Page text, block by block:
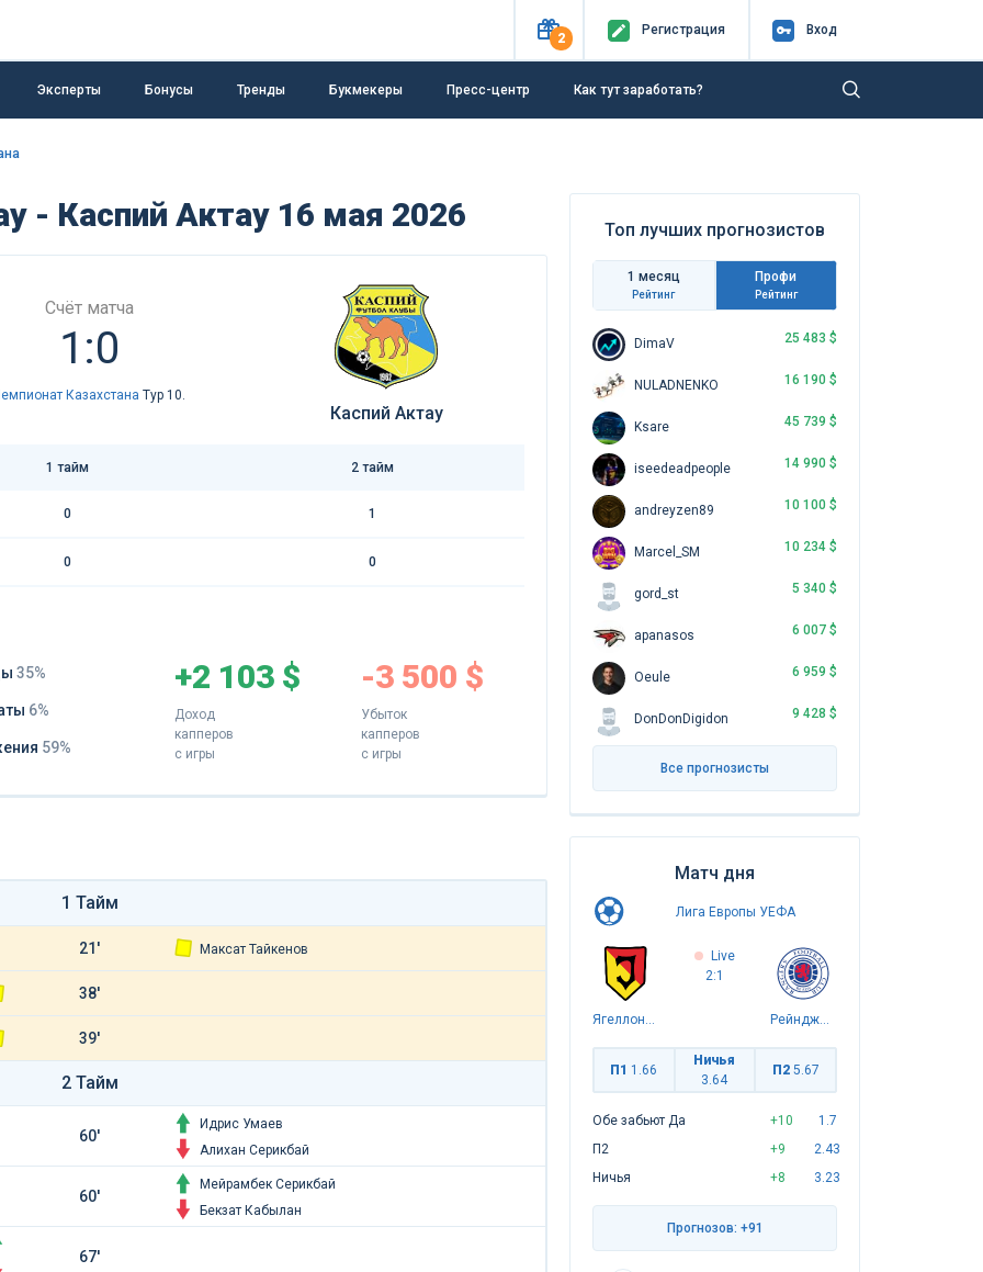
2
Регистрация Вход
Эксперты Бонусы Тренды Букмекеры Пресс-центр Как тут заработать?
- Каспий Актау 16 мая 2026
Счёт матча
1:0
Казахстана Тур 10.
Каспий Актау
1 тайм 2 тайм
0 1
0 0
35%
6%
59%
+2 103 $
Доход
капперов
с игры
-3 500 $
Убыток
капперов
с игры
1 Тайм
21' Максат Тайкенов
38'
39'
2 Тайм
60'
Идрис Умаев
Алихан Серикбай
60'
Мейрамбек Серикбай
Бекзат Кабылан
67'
Топ лучших прогнозистов
1 месяц
Рейтинг
Профи
Рейтинг
DimaV 25 483 $
NULADNENKO 16 190 $
Ksare 45 739 $
iseedeadpeople 14 990 $
andreyzen89 10 100 $
Marcel_SM 10 234 $
gord_st 5 340 $
apanasos 6 007 $
Oeule 6 959 $
DonDonDigidon 9 428 $
Все прогнозисты
Матч дня
Лига Европы УЕФА
Ягеллония
Live
2:1
Рейнджерс
П1 1.66
Ничья
3.64
П2 5.67
Обе забьют Да +10
1.7
П2
+9
2.43
Ничья
+8 3.23
Прогнозов: +91